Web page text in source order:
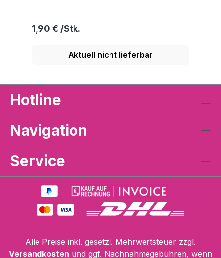
Regulärer Preis:
1,90 €
Aktuell nicht lieferbar
Hotline
Navigation
Service
Alle Preise inkl. gesetzl. Mehrwertsteuer zzgl.
Versandkosten und ggf. Nachnahmegebühren, wenn